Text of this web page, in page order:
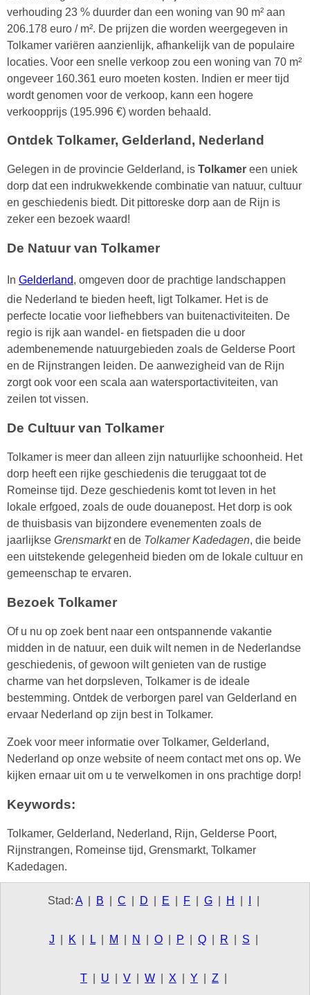
verhouding 23 % duurder dan een woning van 90 m² aan
206.178 euro / m². De prijzen die worden weergegeven in
Tolkamer variëren aanzienlijk, afhankelijk van de populaire
locaties. Voor een snelle verkoop zou een woning van 70 m²
ongeveer 160.361 euro moeten kosten. Indien er meer tijd
wordt genomen voor de verkoop, kann een hogere
verkoopprijs (195.996 €) worden behaald.
Ontdek Tolkamer, Gelderland, Nederland
Gelegen in de provincie Gelderland, is Tolkamer een uniek
dorp dat een indrukwekkende combinatie van natuur, cultuur
en geschiedenis biedt. Dit pittoreske dorp aan de Rijn is
zeker een bezoek waard!
De Natuur van Tolkamer
In Gelderland, omgeven door de prachtige landschappen
die Nederland te bieden heeft, ligt Tolkamer. Het is de
perfecte locatie voor liefhebbers van buitenactiviteiten. De
regio is rijk aan wandel- en fietspaden die u door
adembenemende natuurgebieden zoals de Gelderse Poort
en de Rijnstrangen leiden. De aanwezigheid van de Rijn
zorgt ook voor een scala aan watersportactiviteiten, van
zeilen tot vissen.
De Cultuur van Tolkamer
Tolkamer is meer dan alleen zijn natuurlijke schoonheid. Het
dorp heeft een rijke geschiedenis die teruggaat tot de
Romeinse tijd. Deze geschiedenis komt tot leven in het
lokale erfgoed, zoals de oude douanepost. Het dorp is ook
de thuisbasis van bijzondere evenementen zoals de
jaarlijkse Grensmarkten de Tolkamer Kadedagen, die beide
een uitstekende gelegenheid bieden om de lokale cultuur en
gemeenschap te ervaren.
Bezoek Tolkamer
Of u nu op zoek bent naar een ontspannende vakantie
midden in de natuur, een duik wilt nemen in de Nederlandse
geschiedenis, of gewoon wilt genieten van de rustige
charme van het dorpsleven, Tolkamer is de ideale
bestemming. Ontdek de verborgen parel van Gelderland en
ervaar Nederland op zijn best in Tolkamer.
Zoek voor meer informatie over Tolkamer, Gelderland,
Nederland op onze website of neem contact met ons op. We
kijken ernaar uit om u te verwelkomen in ons prachtige dorp!
Keywords:
Tolkamer, Gelderland, Nederland, Rijn, Gelderse Poort,
Rijnstrangen, Romeinse tijd, Grensmarkt, Tolkamer
Kadedagen.
Stad: A B C D E F G H
J K L M N O P Q R S
T U V W X Y Z